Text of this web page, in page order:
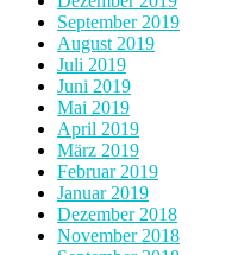
September 2019
August 2019
Juli 2019
Juni 2019
Mai 2019
April 2019
März 2019
Februar 2019
Januar 2019
Dezember 2018
November 2018